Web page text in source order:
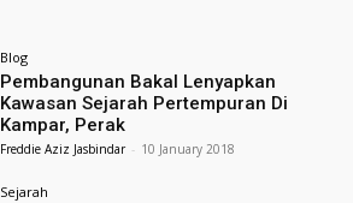
Blog
Pembangunan Bakal Lenyapkan
Kawasan Sejarah Pertempuran Di
Kampar, Perak
Freddie Aziz Jasbindar - 10 January 2018
Sejarah